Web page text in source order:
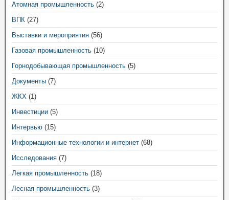
Атомная промышленность (2)
ВПК (27)
Выставки и мероприятия (56)
Газовая промышленность (10)
Горнодобывающая промышленность (5)
Документы (7)
ЖКХ (1)
Инвестиции (5)
Интервью (15)
Информационные технологии и интернет (68)
Исследования (7)
Легкая промышленность (18)
Лесная промышленность (3)